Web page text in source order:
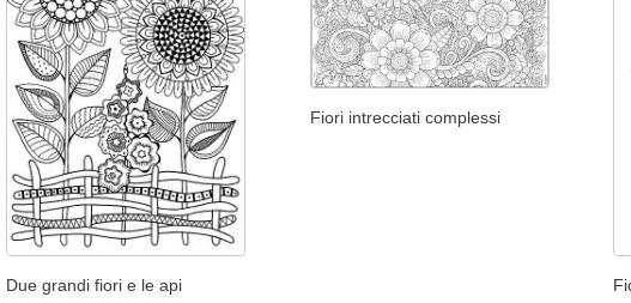
Due grandi fiori e le api
Fiori intrecciati complessi